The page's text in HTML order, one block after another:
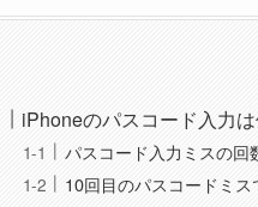
iPhoneのパスコード入力
パスコード入力ミスの回
10回目のパスコードミ